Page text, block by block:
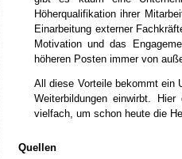
Höherqualifikation ihrer
Einarbeitung externer
Motivation und das
höheren Posten immer von
All diese Vorteile bekommt ein
Weiterbildungen einwirbt.
vielfach, um schon heute die
Quellen